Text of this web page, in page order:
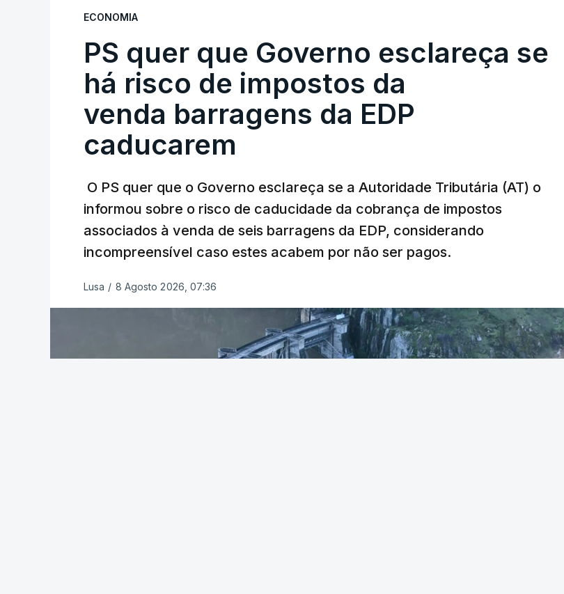
Não há prazos fixados para a conclusão desta avaliação à Polícia Judiciária.
Do início da polémica com a revelação de obras a título pessoal, numa propriedade no
Alentejo, feitas pelo mesmo empreiteiro contratado 17 vezes para obras na Polícia
Judiciária (PJ) até aos últimos dias, em que até do Governo surgiram ordens para mais
inquéritos e averiguações aos seus mandatos à frente da polícia criminal, Luís Neves
está há praticamente um mês sem sair do topo das notícias.
ARTIGOS RELACIONADOS
Nova polémica com Luís Neves. Ministro nega favorecimento a
Partidos criticam silêncio de Luís Montenegro nas polémicas
com Luís Neves
atualizado 7 Agosto 2026, 21:04
ECONOMIA
PS quer que Governo esclareça se
há risco de impostos da
venda barragens da EDP
caducarem
O PS quer que o Governo esclareça se a Autoridade Tributária (AT) o
informou sobre o risco de caducidade da cobrança de impostos
associados à venda de seis barragens da EDP, considerando
incompreensível caso estes acabem por não ser pagos.
Lusa / 8 Agosto 2026, 07:36